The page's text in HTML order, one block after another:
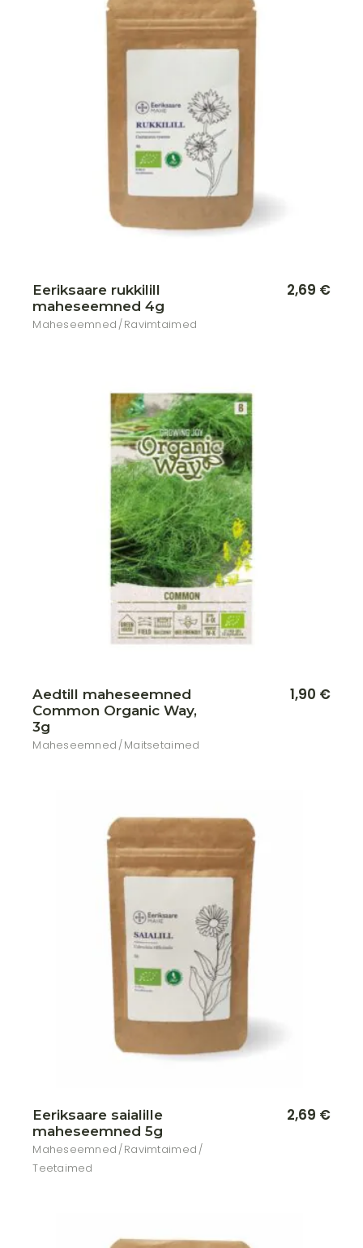
Eeriksaare rukkilill
maheseemned 4g
Maheseemned Ravimtaimed
2,69 €
Aedtill maheseemned
Common Organic Way,
3g
Maheseemned Maitsetaimed
1,90 €
Eeriksaare saialille
maheseemned 5g
Maheseemned Ravimtaimed
Teetaimed
2,69 €